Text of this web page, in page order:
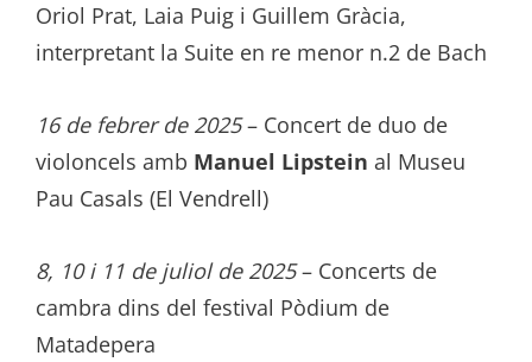
Oriol Prat, Laia Puig i Guillem Gràcia,
interpretant la Suite en re menor n.2 de Bach
16 de febrer de 2025– Concert de duo de
violoncels amb Manuel Lipstein al Museu
Pau Casals (El Vendrell)
8, 10 i 11 de juliol de 2025– Concerts de
cambra dins del festival Pòdium de
Matadepera